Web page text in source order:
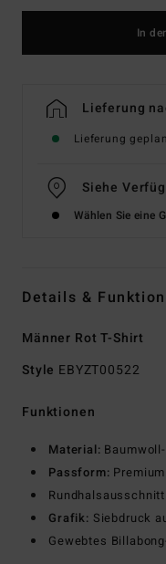
In
Lieferung
Lieferung
Siehe
Wählen Sie eine
Details &
Männer Rot T-Shirt
Style EBYZT00522
Funktionen
Material:
Passform:
Rundhalsausschnitt
Grafik: Siebdruck
Gewebtes